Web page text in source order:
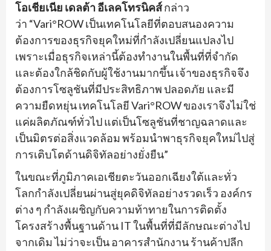
โอเชียเนีย เดลต้า อีเลคโทรนิคส์กล่าว
ว่า “Vari°ROW เป็นเทคโนโลยีที่ตอบสนองความ
ต้องการของธุรกิจยุคใหม่ที่กำลังเปลี่ยนแปลงไป
เพราะเมื่อธุรกิจเหล่านี้ต้องทำงานในพื้นที่ที่จำกัด
และต้องใกล้ชิดกับผู้ใช้งานมากขึ้น เจ้าของธุรกิจจึง
ต้องการโซลูชันที่มีประสิทธิภาพ ปลอดภัย และมี
ความยืดหยุ่น เทคโนโลยี Vari°ROW ของเราจึงไม่ใช่
แค่ผลิตภัณฑ์ทั่วไป แต่เป็นโซลูชันที่ชาญฉลาดและ
เป็นมิตรต่อสิ่งแวดล้อม พร้อมนำพาธุรกิจยุคใหม่ไปสู่
การเติบโตด้านดิจิทัลอย่างยั่งยืน”
ในขณะที่ภูมิภาคเอเชียตะวันออกเฉียงใต้และทั่ว
โลกกำลังเปลี่ยนผ่านสู่ยุคดิจิทัลอย่างรวดเร็ว องค์กร
ต่าง ๆ กำลังเผชิญกับความท้าทายในการติดตั้ง
โครงสร้างพื้นฐานด้าน IT ในพื้นที่ที่มีลักษณะต่างไป
จากเดิม ไม่ว่าจะเป็น อาคารสำนักงาน ร้านค้าปลีก